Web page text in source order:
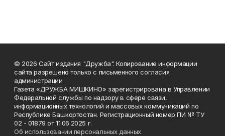
© 2026 Сайт издания "Дружба". Копирование информации
сайта разрешено только с письменного согласия
администрации
Газета «ДРУЖБА МИШКИНО» зарегистрирована в Управлении
Федеральной службы по надзору в сфере связи,
информационных технологий и массовых коммуникаций по
Республике Башкортостан. Регистрационный номер ПИ № ТУ
02 - 01879 от 11.06.2025 г.
Об использовании персональных данных